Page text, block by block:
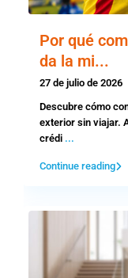
Por qué
da la mi...
27 de julio de 2026
Descubre cómo
exterior sin viajar.
crédi ...
Continue reading